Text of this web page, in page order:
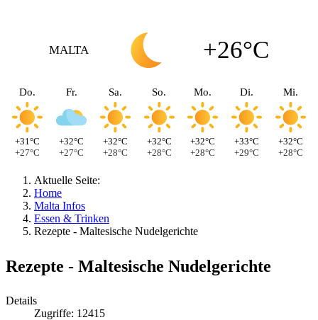
MALTA +26°C
Do.
+31°C
+27°C
Fr.
+32°C
+27°C
Sa.
+32°C
+28°C
So.
+32°C
+28°C
Mo.
+32°C
+28°C
Di.
+33°C
+29°C
Mi.
+32°C
+28°C
Aktuelle Seite:
Home
Malta Infos
Essen & Trinken
Rezepte - Maltesische Nudelgerichte
Rezepte - Maltesische Nudelgerichte
Details
Zugriffe: 12415